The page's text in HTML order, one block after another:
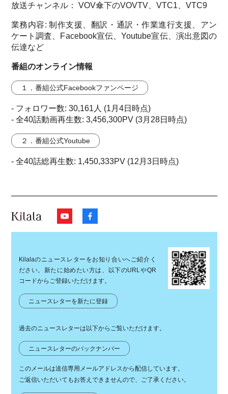
放送チャンネル： VOV傘下のVOVTV、VTC1、VTC9
業務内容: 制作支援、翻訳・通訳・作業進行支援、アン
ケート調査、Facebook宣伝、Youtube宣伝、演出意図の
伝達など
番組のオンライン情報
１．番組公式Facebookファンページ
- フォロワー数: 30,161人 (1月4日時点)
- 全40話動画再生数: 3,456,300PV (3月28日時点)
２．番組公式Youtube
- 全40話総再生数: 1,450,333PV (12月3日時点)
Kilalaのニュースレターをお知り合いへご紹介く
ださい。新たに始めたい方は、以下のURLやQR
コードからご登録いただけます。
ニュースレターを新たに登録
過去のニュースレターは以下からご覧いただけます。
ニュースレターのバックナンバー
このメールは送信専用メールアドレスから配信しています。
ご返信いただいてもお答えできませんので、ご了承ください。